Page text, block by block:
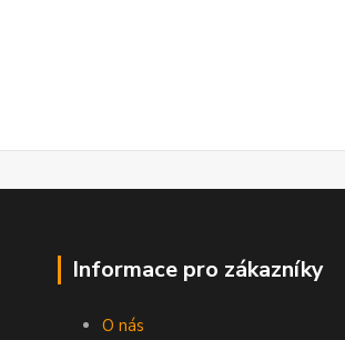
Informace pro zákazníky
O nás